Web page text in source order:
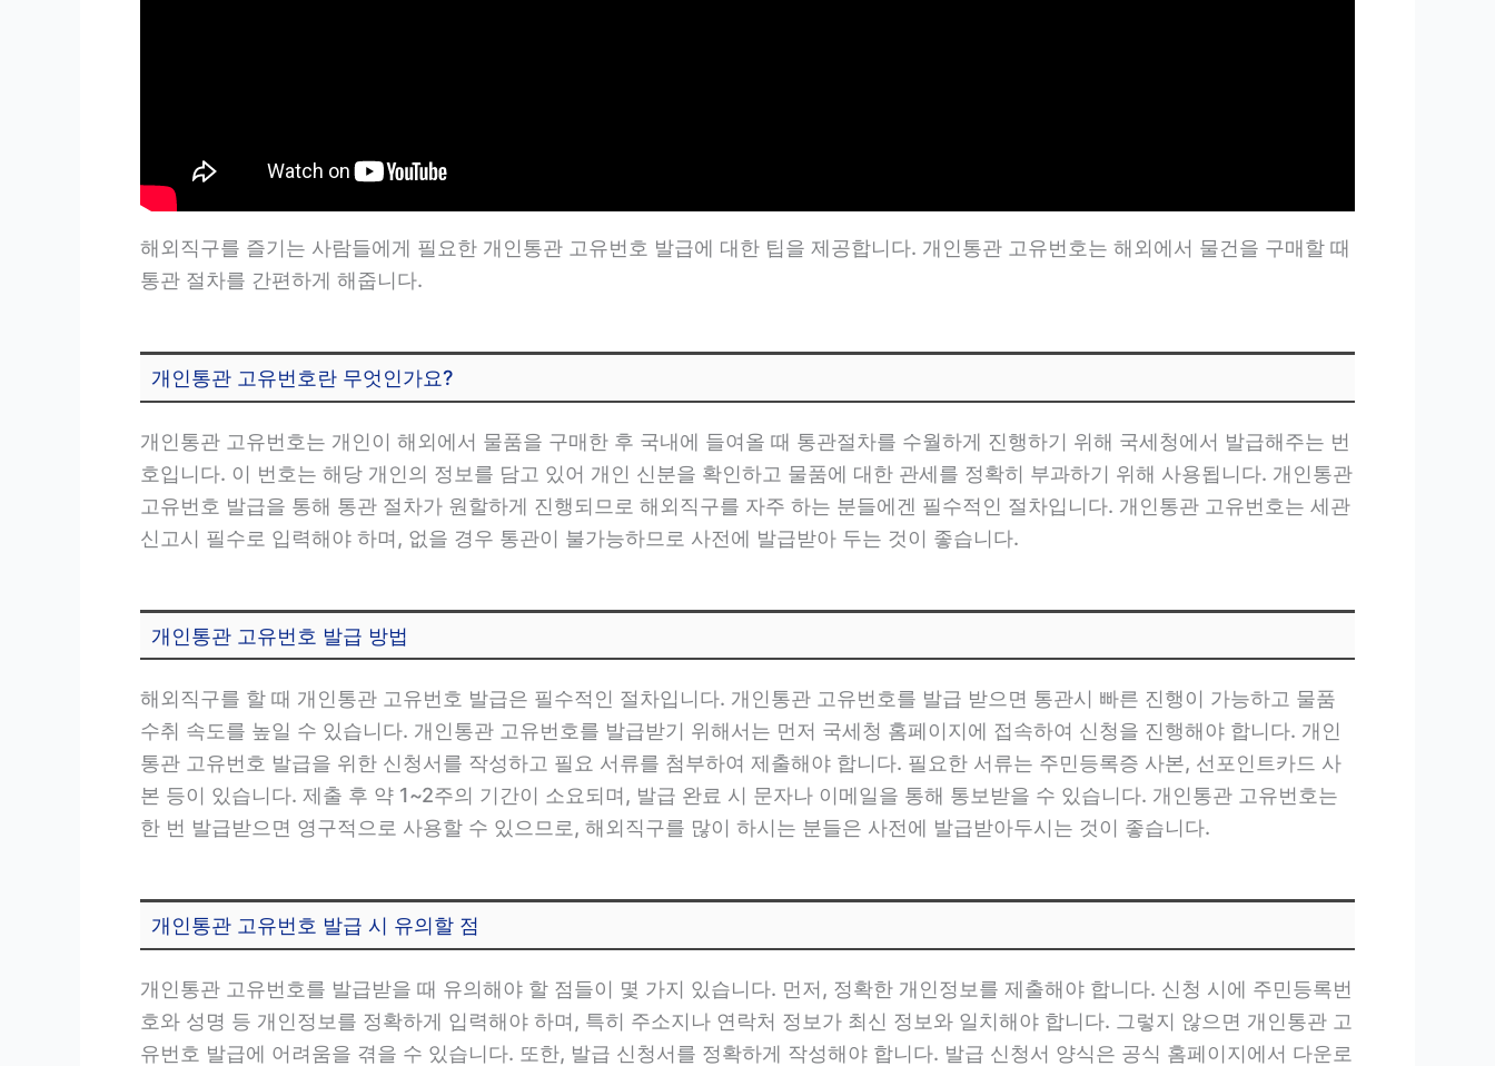
해외직구를 즐기는 사람들에게 필요한 개인통관 고유번호 발급에 대한 팁을 제공합니다. 개인통관 고유번호는 해외에서 물건을 구매할 때
통관 절차를 간편하게 해줍니다.
개인통관 고유번호란 무엇인가요?
개인통관 고유번호는 개인이 해외에서 물품을 구매한 후 국내에 들여올 때 통관절차를 수월하게 진행하기 위해 국세청에서 발급해주는 번
호입니다. 이 번호는 해당 개인의 정보를 담고 있어 개인 신분을 확인하고 물품에 대한 관세를 정확히 부과하기 위해 사용됩니다. 개인통관
고유번호 발급을 통해 통관 절차가 원할하게 진행되므로 해외직구를 자주 하는 분들에겐 필수적인 절차입니다. 개인통관 고유번호는 세관
신고시 필수로 입력해야 하며, 없을 경우 통관이 불가능하므로 사전에 발급받아 두는 것이 좋습니다.
개인통관 고유번호 발급 방법
해외직구를 할 때 개인통관 고유번호 발급은 필수적인 절차입니다. 개인통관 고유번호를 발급 받으면 통관시 빠른 진행이 가능하고 물품
수취 속도를 높일 수 있습니다. 개인통관 고유번호를 발급받기 위해서는 먼저 국세청 홈페이지에 접속하여 신청을 진행해야 합니다. 개인
통관 고유번호 발급을 위한 신청서를 작성하고 필요 서류를 첨부하여 제출해야 합니다. 필요한 서류는 주민등록증 사본, 선포인트카드 사
본 등이 있습니다. 제출 후 약 1~2주의 기간이 소요되며, 발급 완료 시 문자나 이메일을 통해 통보받을 수 있습니다. 개인통관 고유번호는
한 번 발급받으면 영구적으로 사용할 수 있으므로, 해외직구를 많이 하시는 분들은 사전에 발급받아두시는 것이 좋습니다.
개인통관 고유번호 발급 시 유의할 점
개인통관 고유번호를 발급받을 때 유의해야 할 점들이 몇 가지 있습니다. 먼저, 정확한 개인정보를 제출해야 합니다. 신청 시에 주민등록번
호와 성명 등 개인정보를 정확하게 입력해야 하며, 특히 주소지나 연락처 정보가 최신 정보와 일치해야 합니다. 그렇지 않으면 개인통관 고
유번호 발급에 어려움을 겪을 수 있습니다. 또한, 발급 신청서를 정확하게 작성해야 합니다. 발급 신청서 양식은 공식 홈페이지에서 다운로